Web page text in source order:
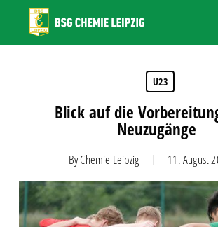
main
U23
Blick auf die
Neuzugänge
ByChemie Leipzig 11. August